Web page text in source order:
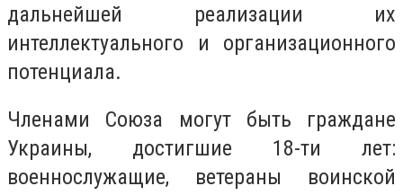
дальнейшей реализации их
интеллектуального и организационного
потенциала.
Членами Союза могут быть граждане
Украины, достигшие 18-ти лет:
военнослужащие, ветераны воинской